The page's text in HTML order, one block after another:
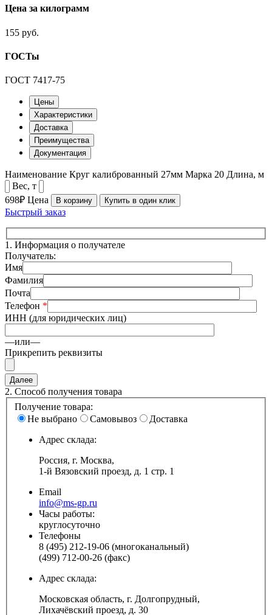
Цена за килограмм
155 руб.
ГОСТы
ГОСТ 7417-75
Цены
Характеристики
Доставка
Преимущества
Документация
Наименование Круг калиброванный 27мм Марка 20 Длина, м
Вес, т
698₽ Цена В корзину Купить в один клик
Быстрый заказ
1. Информация о получателе
Получатель:
Имя
Фамилия
Почта
Телефон *
ИНН (для юридических лиц)
—или—
Прикрепить реквизиты
2. Способ получения товара
Получение товара:
Не выбрано
Самовывоз
Доставка
Адрес склада:
Россия, г. Москва,
1-й Вязовский проезд, д. 1 стр. 1
Email
info@ms-gp.ru
Часы работы:
круглосуточно
Телефоны
8 (495) 212-19-06 (многоканальный)
(499) 712-00-26 (факс)
Адрес склада:
Московская область, г. Долгопрудный,
Лихачёвский проезд, д. 30